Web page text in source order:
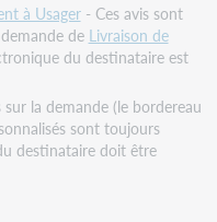
à Usager- Ces avis sont
de Livraison de
du destinataire est
la demande (le bordereau
sont toujours
destinataire doit être